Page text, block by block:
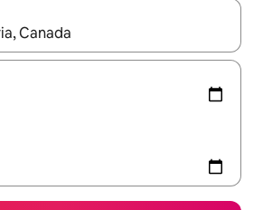
래 화살표 키를 사용하거나 터치 또는 스와이